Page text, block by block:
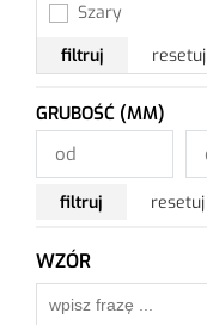
Szary
filtruj
resetuj
GRUBOŚĆ (MM)
filtruj resetuj
WZÓR